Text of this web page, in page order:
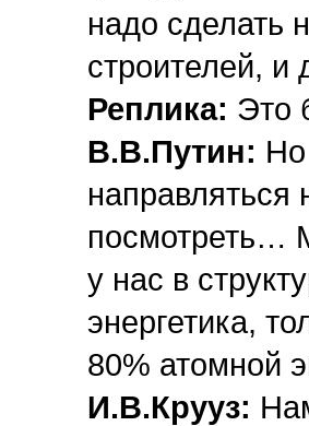
надо сделать
строителей, и
Реплика: Это
В.В.Путин:
направляться
посмотреть…
у нас в
энергетика,
80% атомной
И.В.Крууз: